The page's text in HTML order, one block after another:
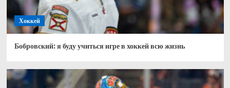
Хоккей
Бобровский: я буду учиться игре в хоккей всю жизнь